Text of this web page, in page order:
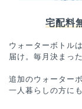
宅配料
ウォーターボトル
届け。毎月決まっ
追加のウォーター
一人暮らしの方に